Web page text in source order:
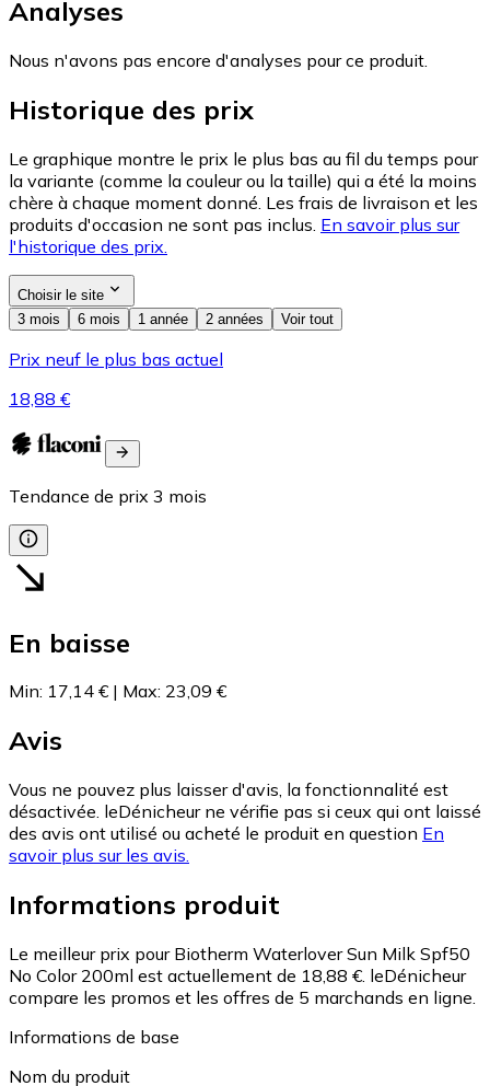
Analyses
Nous n'avons pas encore d'analyses pour ce produit.
Historique des prix
Le graphique montre le prix le plus bas au fil du temps pour
la variante (comme la couleur ou la taille) qui a été la moins
chère à chaque moment donné. Les frais de livraison et les
produits d'occasion ne sont pas inclus. En savoir plus sur
l'historique des prix.
Choisir le site
3 mois
6 mois 1 année 2 années Voir tout
Prix neuf le plus bas actuel
18,88 €
Tendance de prix 3 mois
En baisse
Min: 17,14 € | Max: 23,09 €
Avis
Vous ne pouvez plus laisser d'avis, la fonctionnalité est
désactivée. leDénicheur ne vérifie pas si ceux qui ont laissé
des avis ont utilisé ou acheté le produit en question En
savoir plus sur les avis.
Informations produit
Le meilleur prix pour Biotherm Waterlover Sun Milk Spf50
No Color 200ml est actuellement de 18,88 €. leDénicheur
compare les promos et les offres de 5 marchands en ligne.
Informations de base
Nom du produit